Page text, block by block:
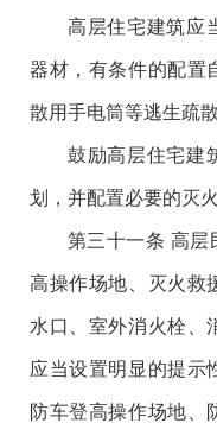
高层住宅建筑应
器材，有条件的配置
散用手电筒等逃生疏
鼓励高层住宅建
划，并配置必要的灭
第三十一条 高层
高操作场地、灭火救
水口、室外消火栓、
应当设置明显的提示
防车登高操作场地、